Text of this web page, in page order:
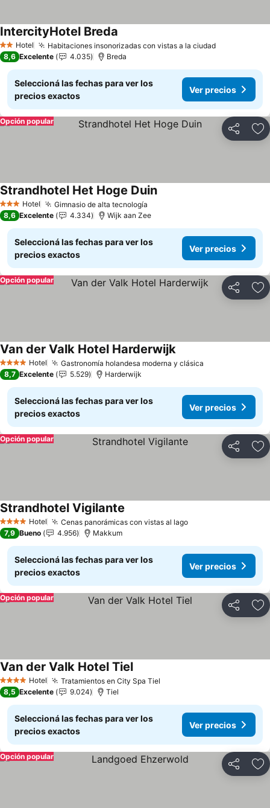
2 Estrellas
Hotel Habitaciones insonorizadas con vistas a la ciudad
IntercityHotel Breda
8,6 Excelente 4.035 Breda
Seleccioná las fechas para ver los
precios exactos
Ver precios
Compartir
Opción popular
3 Estrellas
Hotel Gimnasio de alta tecnología
Strandhotel Het Hoge Duin
8,6 Excelente 4.334 Wijk aan Zee
Seleccioná las fechas para ver los
precios exactos
Ver precios
Compartir
Opción popular
4 EstrellasHotel Gastronomía holandesa moderna y clásica
Van der Valk Hotel Harderwijk
8,7 Excelente 5.529 Harderwijk
Seleccioná las fechas para ver los
precios exactos
Ver precios
Compartir
Opción popular
4 EstrellasHotel Cenas panorámicas con vistas al lago
Strandhotel Vigilante
7,9 Bueno 4.956 Makkum
Seleccioná las fechas para ver los
precios exactos
Ver precios
Compartir
Opción popular
4 EstrellasHotel Tratamientos en City Spa Tiel
Van der Valk Hotel Tiel
8,5 Excelente 9.024 Tiel
Seleccioná las fechas para ver los
precios exactos
Ver precios
Compartir
Opción popular